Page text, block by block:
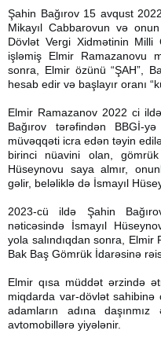
Şahin Bağırov 15 avqust
Mikayıl Cabbarovun və
Dövlət Vergi Xidmətinin
işləmiş Elmir Ramazanovu
sonra, Elmir özünü “ŞAH”,
hesab edir və başlayır oranı
Elmir Ramazanov 2022 ci
Bağırov tərəfindən BBGİ-
müvəqqəti icra edən təyin
birinci nüavini olan, gömrük
Hüseynovu saya almır,
gəlir, beləliklə də İsmayıl
2023-cü ildə Şahin
nəticəsində İsmayıl
yola salındıqdan sonra,
Bak Baş Gömrük İdarəsinə
Elmir qısa müddət ərzində
miqdarda var-dövlət sahibinə
adamların adına
avtomobillərə yiyələnir.